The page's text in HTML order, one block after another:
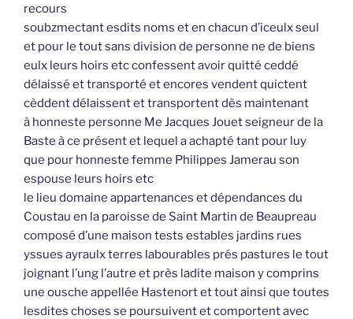
recours
soubzmectant esdits noms et en chacun d’iceulx seul
et pour le tout sans division de personne ne de biens
eulx leurs hoirs etc confessent avoir quitté ceddé
délaissé et transporté et encores vendent quictent
cèddent délaissent et transportent dès maintenant
à honneste personne Me Jacques Jouet seigneur de la
Baste à ce présent et lequel a achapté tant pour luy
que pour honneste femme Philippes Jamerau son
espouse leurs hoirs etc
le lieu domaine appartenances et dépendances du
Coustau en la paroisse de Saint Martin de Beaupreau
composé d’une maison tests estables jardins rues
yssues ayraulx terres labourables prés pastures le tout
joignant l’ung l’autre et près ladite maison y comprins
une ousche appellée Hastenort et tout ainsi que toutes
lesdites choses se poursuivent et comportent avec